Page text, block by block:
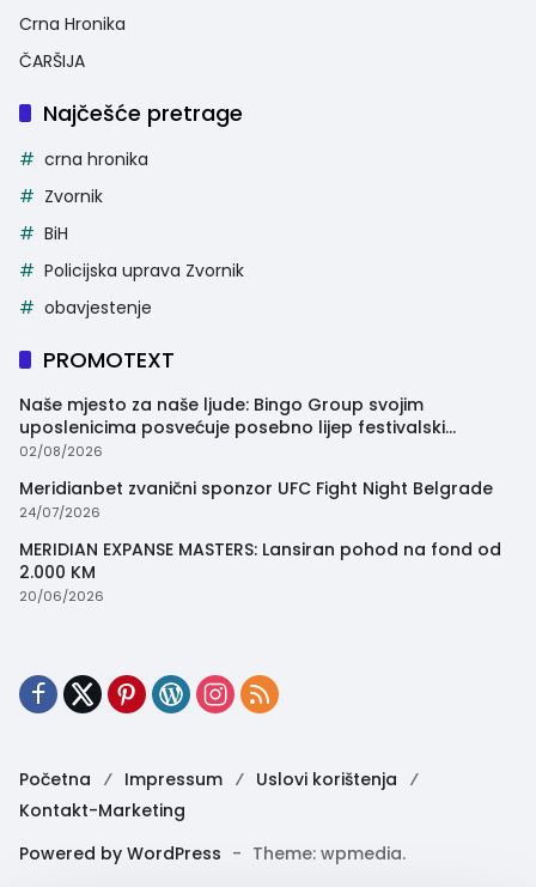
Crna Hronika
ČARŠIJA
Najčešće pretrage
crna hronika
Zvornik
BiH
Policijska uprava Zvornik
obavjestenje
PROMOTEXT
Naše mjesto za naše ljude: Bingo Group svojim
uposlenicima posvećuje posebno lijep festivalski
trenutak
02/08/2026
Meridianbet zvanični sponzor UFC Fight Night Belgrade
24/07/2026
MERIDIAN EXPANSE MASTERS: Lansiran pohod na fond od
2.000 KM
20/06/2026
Početna Impressum
Uslovi korištenja
Kontakt-Marketing
Powered by WordPress - Theme: wpmedia.